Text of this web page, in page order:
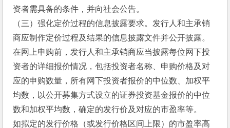
资者需具备的条件，并向社会公告。
（三）强化定价过程的信息披露要求。发行人和主承销
商应制作定价过程及结果的信息披露文件并公开披露。
在网上申购前，发行人和主承销商应当披露每位网下投
资者的详细报价情况，包括投资者名称、申购价格及对
应的申购数量，所有网下投资者报价的中位数、加权平
均数，以公开募集方式设立的证券投资基金报价的中位
数和加权平均数，确定的发行价及对应的市盈率等。
如拟定的发行价格（或发行价格区间上限）的市盈率高